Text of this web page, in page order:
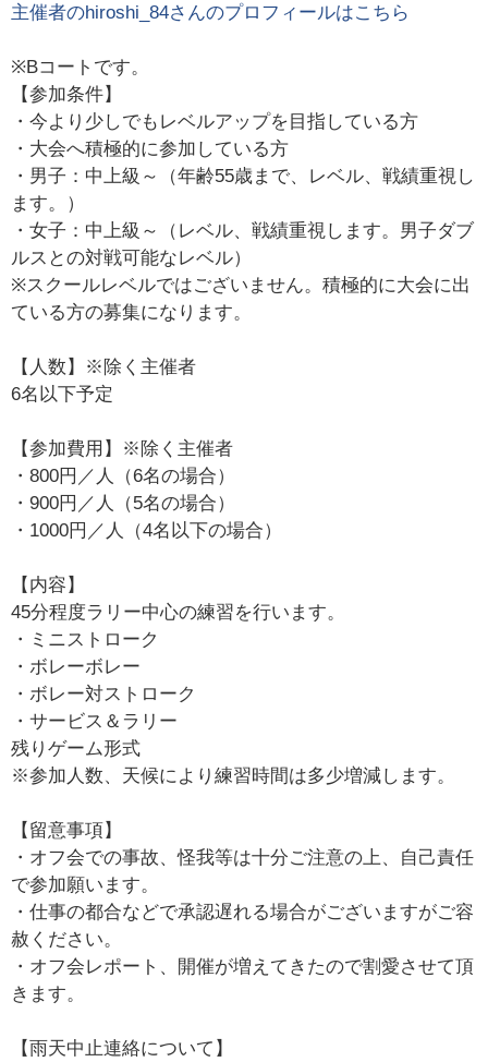
主催者のhiroshi_84さんのプロフィールはこちら
※Bコートです。
【参加条件】
・今より少しでもレベルアップを目指している方
・大会へ積極的に参加している方
・男子：中上級～（年齢55歳まで、レベル、戦績重視し
ます。）
・女子：中上級～（レベル、戦績重視します。男子ダブ
ルスとの対戦可能なレベル）
※スクールレベルではございません。積極的に大会に出
ている方の募集になります。
【人数】※除く主催者
6名以下予定
【参加費用】※除く主催者
・800円／人（6名の場合）
・900円／人（5名の場合）
・1000円／人（4名以下の場合）
【内容】
45分程度ラリー中心の練習を行います。
・ミニストローク
・ボレーボレー
・ボレー対ストローク
・サービス＆ラリー
残りゲーム形式
※参加人数、天候により練習時間は多少増減します。
【留意事項】
・オフ会での事故、怪我等は十分ご注意の上、自己責任
で参加願います。
・仕事の都合などで承認遅れる場合がございますがご容
赦ください。
・オフ会レポート、開催が増えてきたので割愛させて頂
きます。
【雨天中止連絡について】